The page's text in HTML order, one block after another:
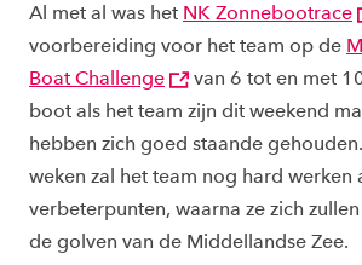
Al met al was het NK Zonnebootrace
voorbereiding voor het team op de
Boat Challenge
van 6 tot en met
boot als het team zijn dit weekend
hebben zich goed staande
weken zal het team nog hard werken
verbeterpunten, waarna ze zich
de golven van de Middellandse Zee.